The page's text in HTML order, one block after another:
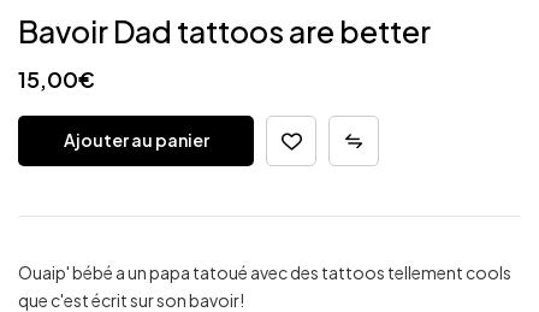
Bavoir Dad tattoos are better
15,00€
Ajouter au panier
Ouaip' bébé a un papa tatoué avec des tattoos tellement cools
que c'est écrit sur son bavoir!